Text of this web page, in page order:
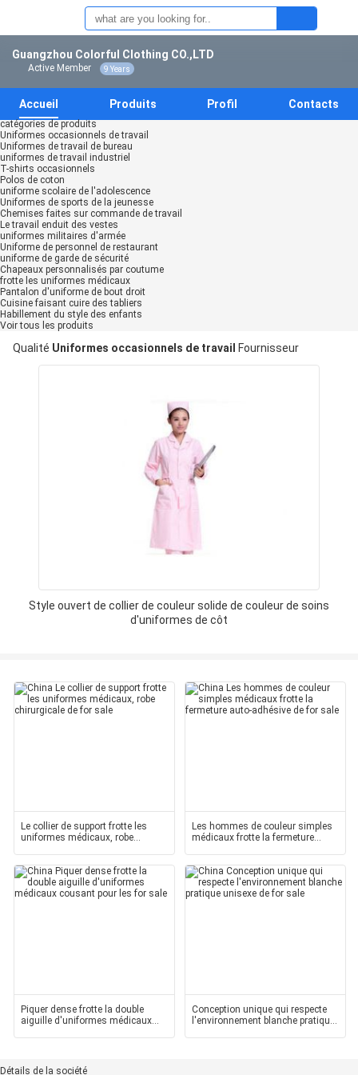
Guangzhou Colorful Clothing CO.,LTD
Active Member 9 Years
Accueil Produits Profil Contacts
catégories de produits
Uniformes occasionnels de travail
Uniformes de travail de bureau
uniformes de travail industriel
T-shirts occasionnels
Polos de coton
uniforme scolaire de l'adolescence
Uniformes de sports de la jeunesse
Chemises faites sur commande de travail
Le travail enduit des vestes
uniformes militaires d'armée
Uniforme de personnel de restaurant
uniforme de garde de sécurité
Chapeaux personnalisés par coutume
frotte les uniformes médicaux
Pantalon d'uniforme de bout droit
Cuisine faisant cuire des tabliers
Habillement du style des enfants
Voir tous les produits
Qualité Uniformes occasionnels de travail Fournisseur
Style ouvert de collier de couleur solide de couleur de soins
d'uniformes de côt
Le collier de support frotte les
uniformes médicaux, robe
Les hommes de couleur simples
médicaux frotte la fermeture
Piquer dense frotte la double
aiguille d'uniformes médicaux
Conception unique qui respecte
l'environnement blanche pratique
Détails de la société